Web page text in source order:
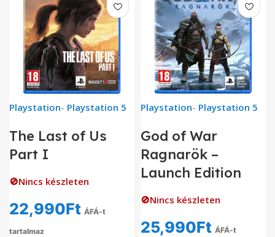
Playstation- Playstation 5
The Last of Us
Part I
🚫Nincs készleten
22,990Ft ÁFÁ-t
tartalmaz
Playstation- Playstation 5
God of War
Ragnarök –
Launch Edition
🚫Nincs készleten
25,990Ft ÁFÁ-t